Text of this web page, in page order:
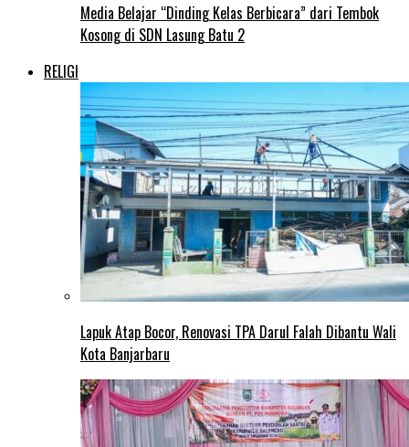
Media Belajar “Dinding Kelas Berbicara” dari Tembok
Kosong di SDN Lasung Batu 2
RELIGI
Lapuk Atap Bocor, Renovasi TPA Darul Falah Dibantu Wali
Kota Banjarbaru